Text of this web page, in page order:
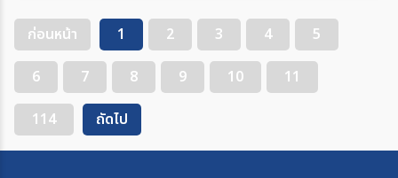
ก่อนหน้า 1 2 3 4
5
6
7 8 9 10
11
114
ถัดไป